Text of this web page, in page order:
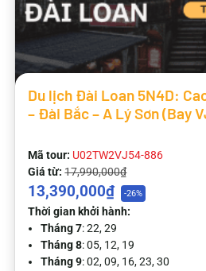
Du lịch Đài Loan 5N4D:
– Đài Bắc – A Lý Sơn (Bay
Mã tour: U02TW2VJ54-886
Giá từ:17,990,000₫
13,390,000₫ -26%
Thời gian khởi hành:
Tháng 7: 22, 29
Tháng 8: 05, 12, 19
Tháng 9: 02, 09, 16, 23, 30